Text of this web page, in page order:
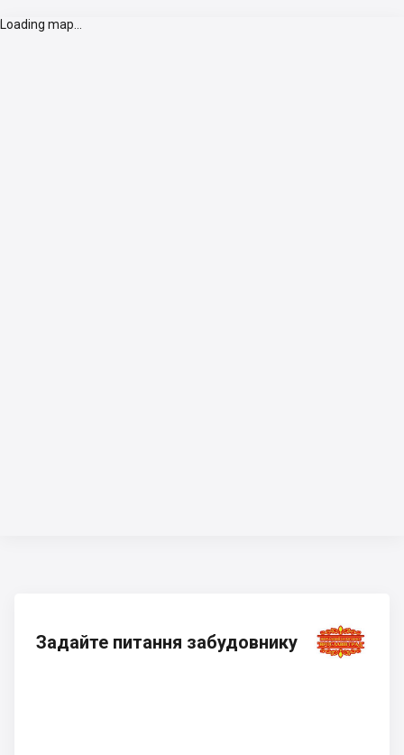
Loading map...
Задайте питання забудовнику